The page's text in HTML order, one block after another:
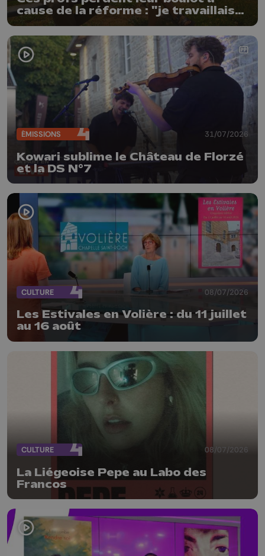
cause de la réforme : "je travaillais
bien plus comme prof que comme
pharmacienne"
ÉMISSIONS 31/07/2026
Kowari sublime le Château de Florzé
et la DS N°7
CULTURE 08/07/2026
Les Estivales en Volière : du 11 juillet
au 16 août
CULTURE 08/07/2026
La Liégeoise Pepe au Labo des
Francos